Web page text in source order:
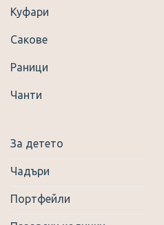
Куфари
Сакове
Раници
Чанти
За детето
Чадъри
Портфейли